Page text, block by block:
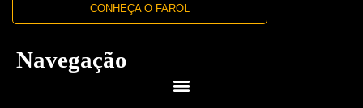
CONHEÇA O FAROL
Navegação